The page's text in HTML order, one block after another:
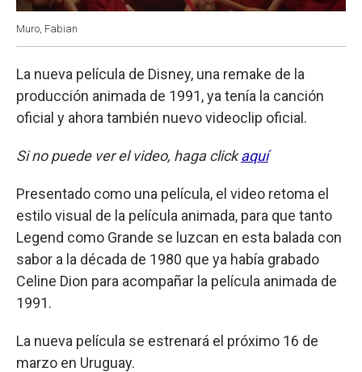
Muro, Fabian
La nueva película de Disney, una remake de la
producción animada de 1991, ya tenía la canción
oficial y ahora también nuevo videoclip oficial.
Si no puede ver el video, haga clickaquí
Presentado como una película, el video retoma el
estilo visual de la película animada, para que tanto
Legend como Grande se luzcan en esta balada con
sabor a la década de 1980 que ya había grabado
Celine Dion para acompañar la película animada de
1991.
La nueva película se estrenará el próximo 16 de
marzo en Uruguay.